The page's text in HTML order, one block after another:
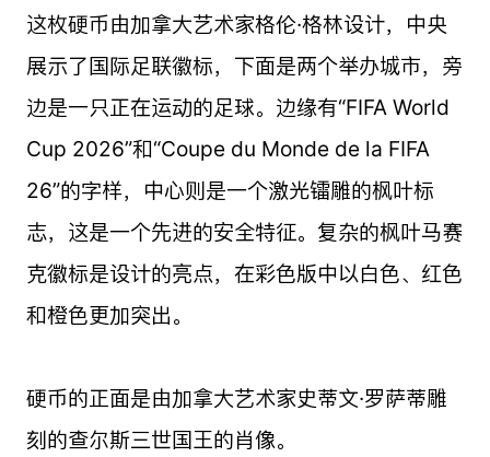
这枚硬币由加拿大艺术家格伦·格林设计，中央
展示了国际足联徽标，下面是两个举办城市，旁
边是一只正在运动的足球。边缘有“FIFA World
Cup 2026”和“Coupe du Monde de la FIFA
26”的字样，中心则是一个激光镭雕的枫叶标
志，这是一个先进的安全特征。复杂的枫叶马赛
克徽标是设计的亮点，在彩色版中以白色、红色
和橙色更加突出。
硬币的正面是由加拿大艺术家史蒂文·罗萨蒂雕
刻的查尔斯三世国王的肖像。